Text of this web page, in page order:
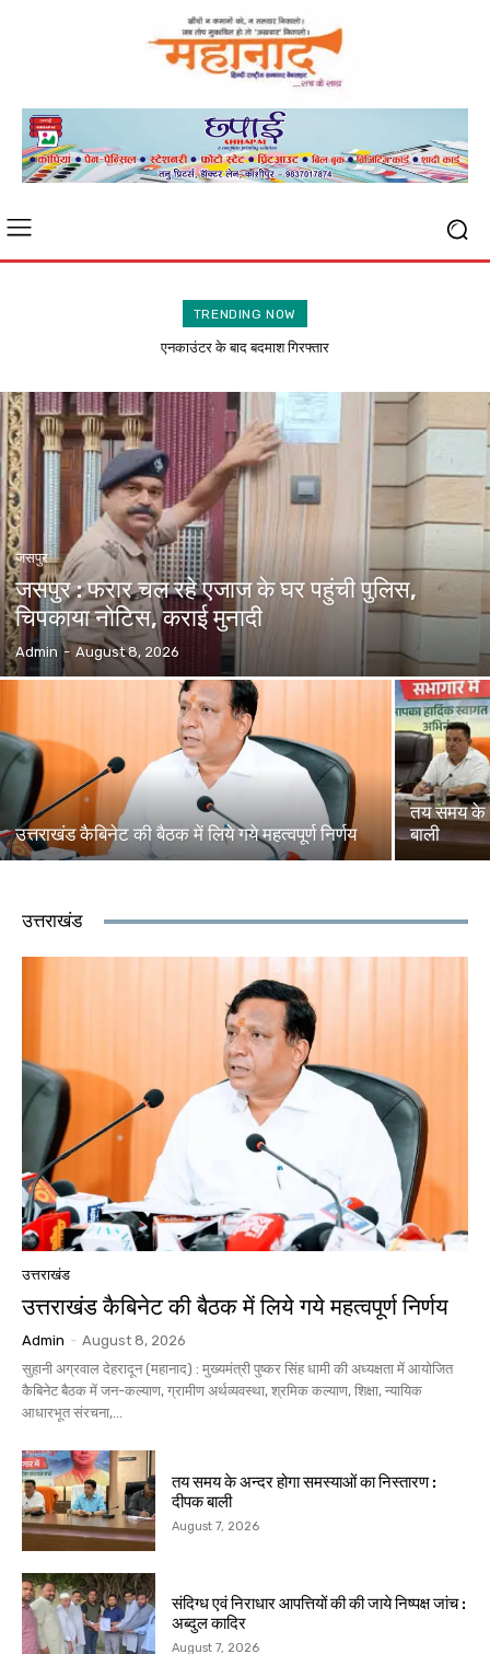
TRENDING NOW
जसपुर : फरार चल रहे एजाज के घर पहुंची पुलिस, चिपकाया नोटिस, कराई मुनादी
जसपुर
जसपुर : फरार चल रहे एजाज के घर पहुंची पुलिस,
चिपकाया नोटिस, कराई मुनादी
Admin - August 8, 2026
उत्तराखंड कैबिनेट की बैठक में लिये गये महत्वपूर्ण निर्णय
तय समय के
बाली
उत्तराखंड
उत्तराखंड
उत्तराखंड कैबिनेट की बैठक में लिये गये महत्वपूर्ण निर्णय
Admin - August 8, 2026
सुहानी अग्रवाल देहरादून (महानाद) : मुख्यमंत्री पुष्कर सिंह धामी की अध्यक्षता में आयोजित
कैबिनेट बैठक में जन-कल्याण, ग्रामीण अर्थव्यवस्था, श्रमिक कल्याण, शिक्षा, न्यायिक
आधारभूत संरचना,...
तय समय के अन्दर होगा समस्याओं का निस्तारण :
दीपक बाली
August 7, 2026
संदिग्ध एवं निराधार आपत्तियों की की जाये निष्पक्ष जांच :
अब्दुल कादिर
August 7, 2026